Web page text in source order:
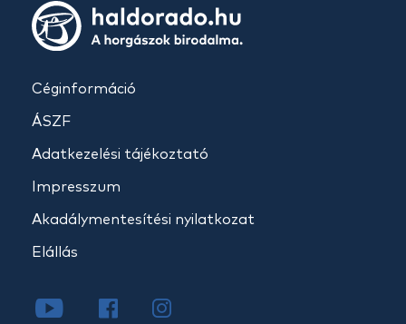
Céginformáció
ÁSZF
Adatkezelési tájékoztató
Impresszum
Akadálymentesítési nyilatkozat
Elállás